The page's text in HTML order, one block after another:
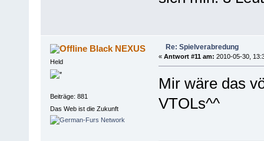
Black NEXUS
Held
Beiträge: 881
Das Web ist die Zukunft
Re: Spielverabredung
« Antwort #11 am: 2010-05-30,
Mir wäre das
VTOLs^^